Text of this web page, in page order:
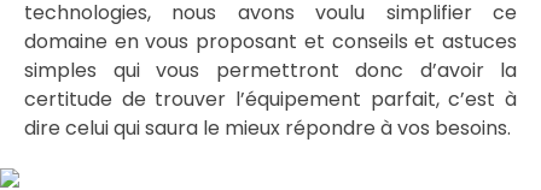
technologies, nous avons voulu simplifier ce
domaine en vous proposant et conseils et astuces
simples qui vous permettront donc d’avoir la
certitude de trouver l’équipement parfait, c’est à
dire celui qui saura le mieux répondre à vos besoins.